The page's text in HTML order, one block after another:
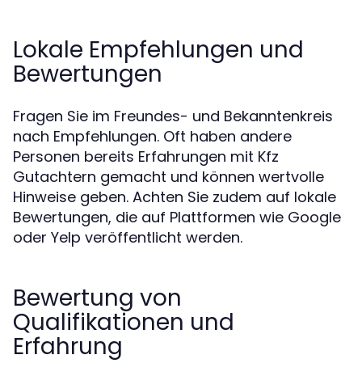
Lokale Empfehlungen und
Bewertungen
Fragen Sie im Freundes- und Bekanntenkreis
nach Empfehlungen. Oft haben andere
Personen bereits Erfahrungen mit Kfz
Gutachtern gemacht und können wertvolle
Hinweise geben. Achten Sie zudem auf lokale
Bewertungen, die auf Plattformen wie Google
oder Yelp veröffentlicht werden.
Bewertung von
Qualifikationen und
Erfahrung